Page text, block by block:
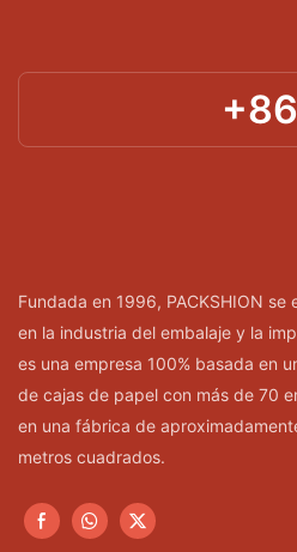
Fundada en 1996, PACKSHION se
en la industria del embalaje y la
es una empresa 100% basada en
de cajas de papel con más de 70
en una fábrica de
metros cuadrados.